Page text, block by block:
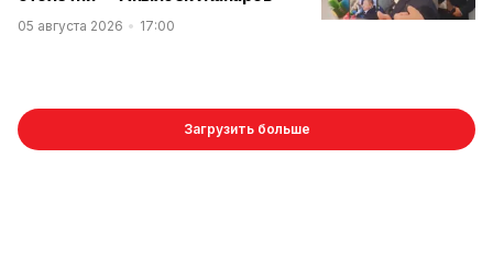
05 августа 2026 17:00
Загрузить больше